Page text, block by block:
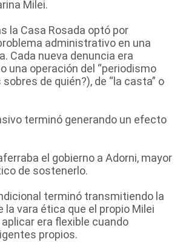
Milei.
la Casa Rosada optó por
administrativo en una
Cada nueva denuncia era
una operación del “periodismo
sobres de quién?), de “la casta” o
terminó generando un efecto
el gobierno a Adorni, mayor
de sostenerlo.
terminó transmitiendo la
la vara ética que el propio Milei
era flexible cuando
propios.